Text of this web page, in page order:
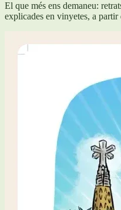
El que més ens demaneu:
explicades en vinyetes, a partir